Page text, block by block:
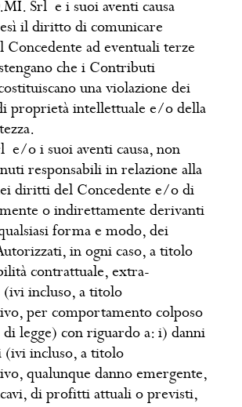
Srl e i suoi aventi causa
il diritto di comunicare
Concedente ad eventuali terze
che i Contributi
una violazione dei
proprietà intellettuale e/o della
e/o i suoi aventi causa, non
responsabili in relazione alla
diritti del Concedente e/o di
o indirettamente derivanti
forma e modo, dei
in ogni caso, a titolo
contrattuale, extra-
incluso, a titolo
per comportamento colposo
legge) con riguardo a: i) danni
incluso, a titolo
qualunque danno emergente,
di profitti attuali o previsti,